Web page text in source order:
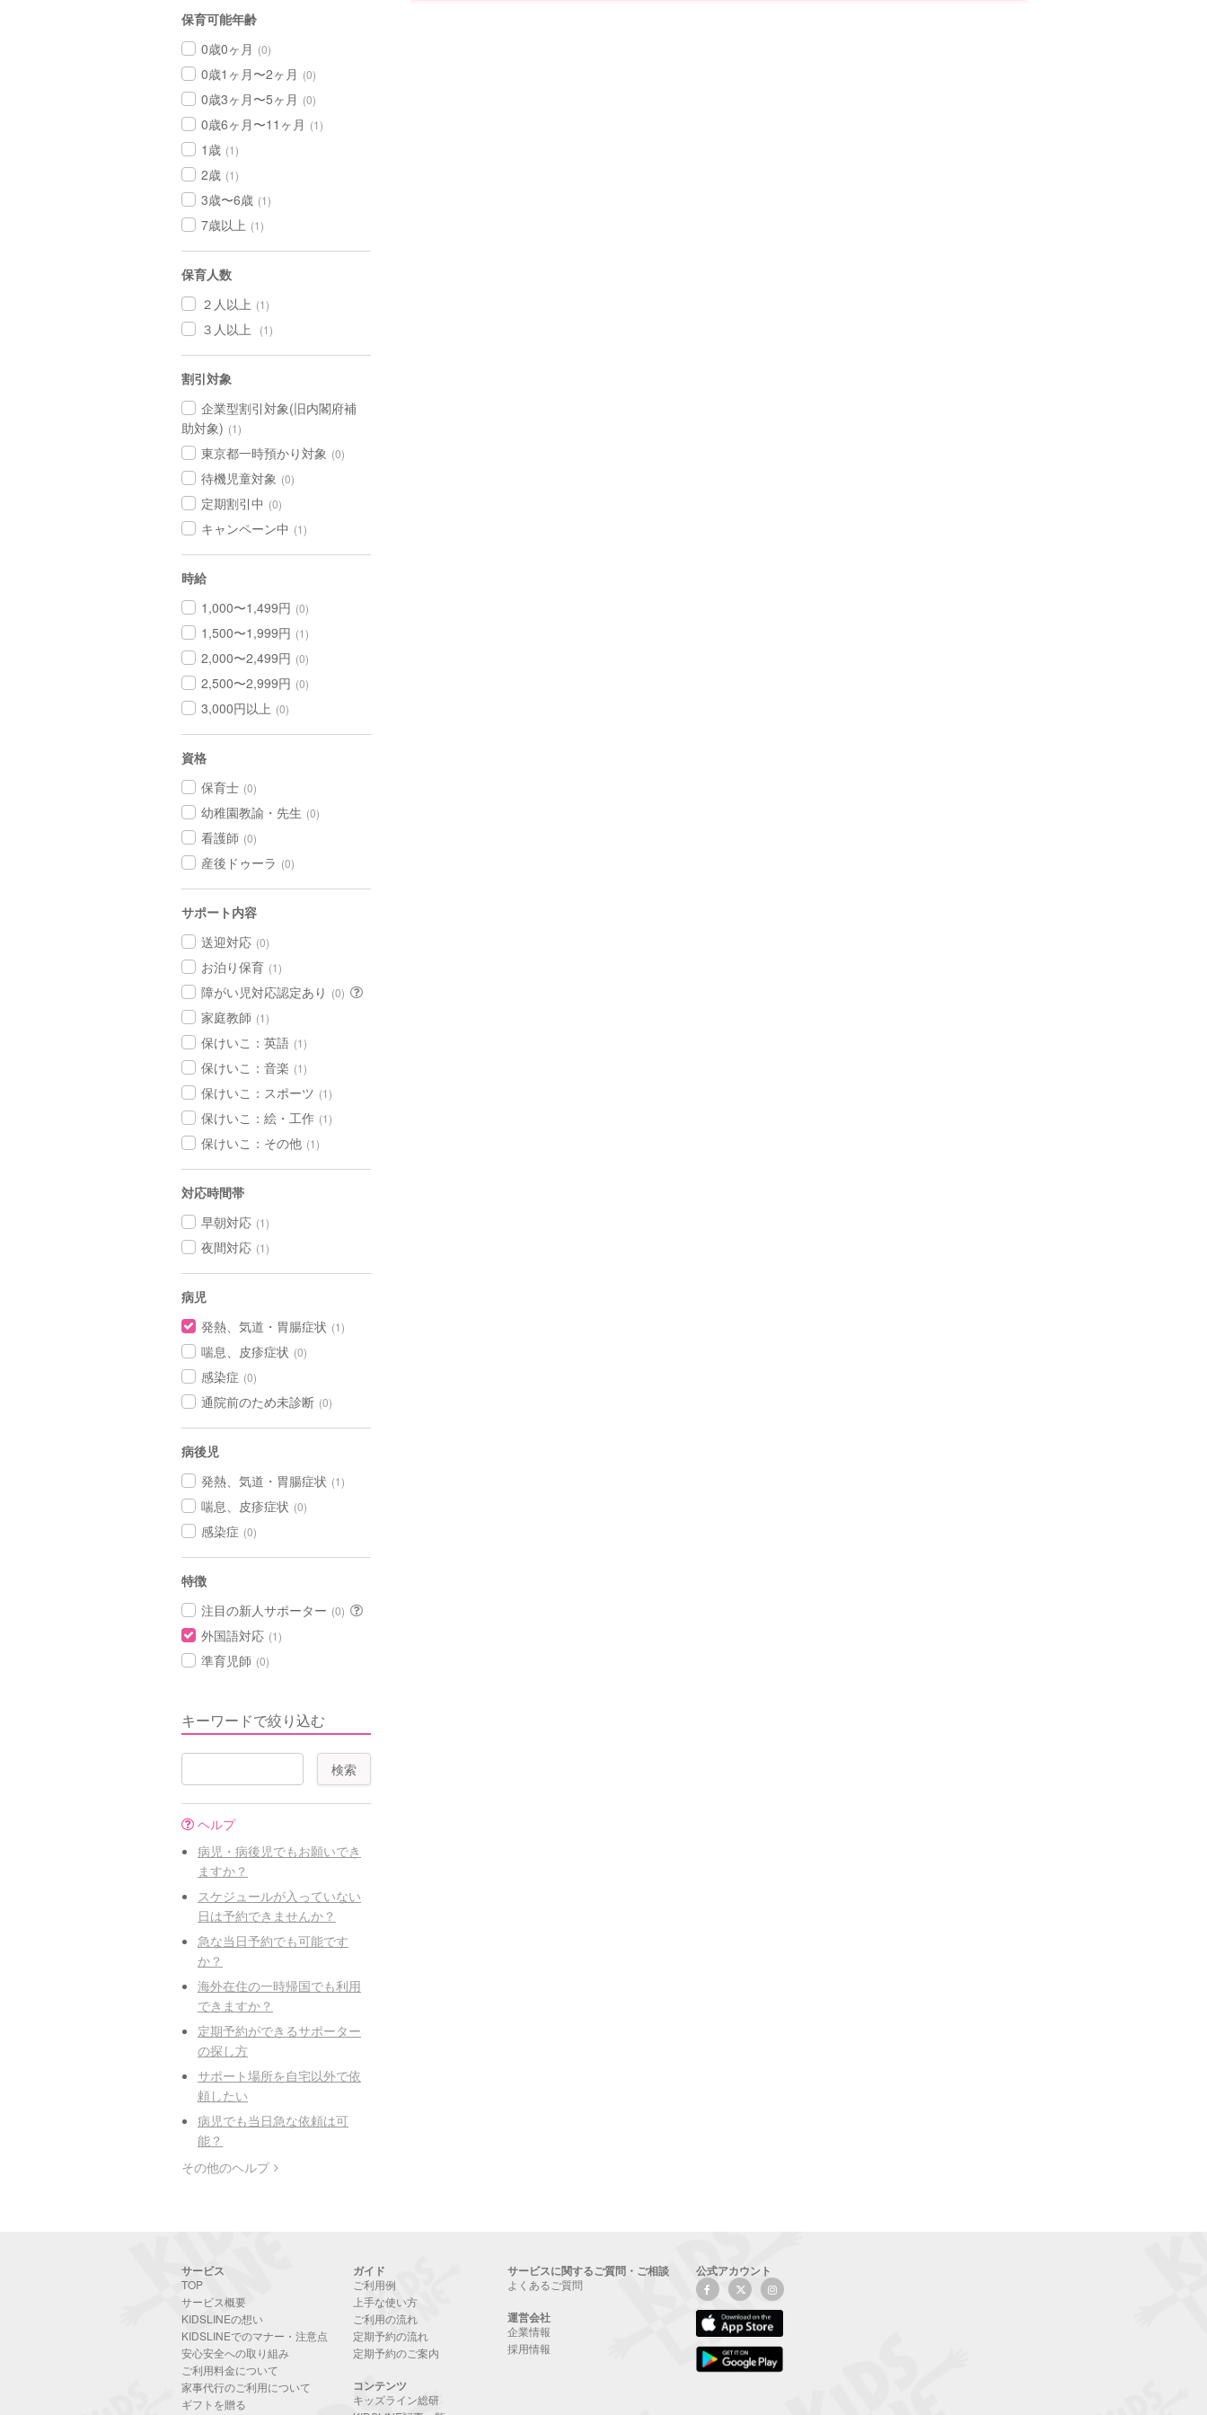
保育可能年齢
0歳0ヶ月 (0)
0歳1ヶ月〜2ヶ月 (0)
0歳3ヶ月〜5ヶ月 (0)
0歳6ヶ月〜11ヶ月 (1)
1歳 (1)
2歳 (1)
3歳〜6歳 (1)
7歳以上 (1)
保育人数
２人以上 (1)
３人以上 (1)
割引対象
企業型割引対象(旧内閣府補
助対象) (1)
東京都一時預かり対象 (0)
待機児童対象 (0)
定期割引中 (0)
キャンペーン中 (1)
時給
1,000〜1,499円 (0)
1,500〜1,999円 (1)
2,000〜2,499円 (0)
2,500〜2,999円 (0)
3,000円以上 (0)
資格
保育士 (0)
幼稚園教諭・先生 (0)
看護師 (0)
産後ドゥーラ (0)
サポート内容
送迎対応 (0)
お泊り保育 (1)
障がい児対応認定あり (0)
家庭教師 (1)
保けいこ：英語 (1)
保けいこ：音楽 (1)
保けいこ：スポーツ (1)
保けいこ：絵・工作 (1)
保けいこ：その他 (1)
対応時間帯
早朝対応 (1)
夜間対応 (1)
病児
発熱、気道・胃腸症状 (1)
喘息、皮疹症状 (0)
感染症 (0)
通院前のため未診断 (0)
病後児
発熱、気道・胃腸症状 (1)
喘息、皮疹症状 (0)
感染症 (0)
特徴
注目の新人サポーター (0)
外国語対応 (1)
準育児師 (0)
キーワードで絞り込む
ヘルプ
病児・病後児でもお願いでき
ますか？
スケジュールが入っていない
日は予約できませんか？
急な当日予約でも可能です
か？
海外在住の一時帰国でも利用
できますか？
定期予約ができるサポーター
の探し方
サポート場所を自宅以外で依
頼したい
病児でも当日急な依頼は可
能？
その他のヘルプ
サービス
TOP
サービス概要
KIDSLINEの想い
KIDSLINEでのマナー・注意点
安心安全への取り組み
ご利用料金について
家事代行のご利用について
ギフトを贈る
ガイド
ご利用例
上手な使い方
ご利用の流れ
定期予約の流れ
定期予約のご案内
コンテンツ
キッズライン総研
サービスに関するご質問・ご相談
よくあるご質問
運営会社
企業情報
採用情報
公式アカウント